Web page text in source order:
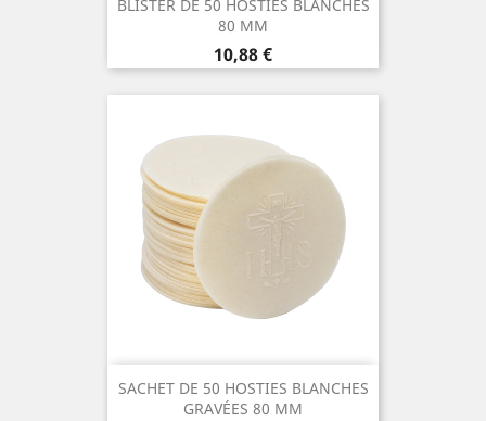
BLISTER DE 50 HOSTIES BLANCHES
80 MM
Prix
10,88 €
SACHET DE 50 HOSTIES BLANCHES
GRAVÉES 80 MM